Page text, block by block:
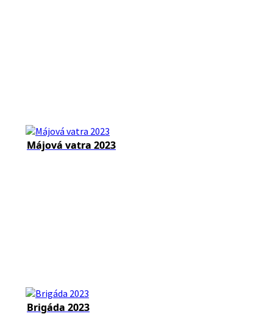
Májová vatra 2023
Brigáda 2023